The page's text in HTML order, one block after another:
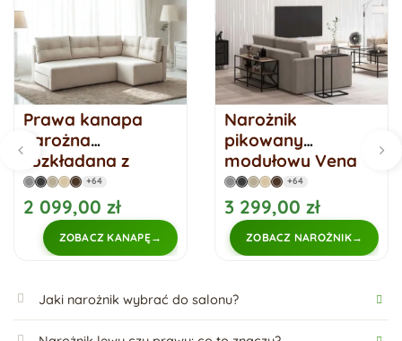
Prawa kanapa
narożna
rozkładana z
pikowanymi
poduszkami PONO
+64
2 099,00 zł
ZOBACZ KANAPĘ
Narożnik
pikowany
modułowy Vena
Small Prawy
+64
3 299,00 zł
ZOBACZ NAROŻNIK
Jaki narożnik wybrać do salonu?